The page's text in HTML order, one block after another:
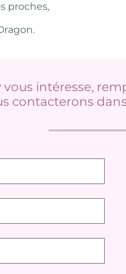
proches,
vous intéresse,
contacterons